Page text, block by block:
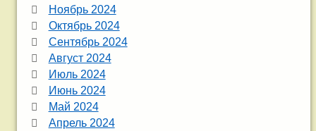
Ноябрь 2024
Октябрь 2024
Сентябрь 2024
Август 2024
Июль 2024
Июнь 2024
Май 2024
Апрель 2024